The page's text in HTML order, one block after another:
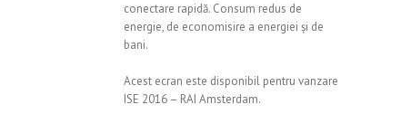
conectare rapidă. Consum redus de
energie, de economisire a energiei și de
bani.
Acest ecran este disponibil pentru vanzare
ISE 2016 – RAI Amsterdam.